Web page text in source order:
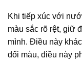
Khi tiếp xúc với
màu sắc rõ rệt, giữ
mình. Điều này
đổi màu, điều này